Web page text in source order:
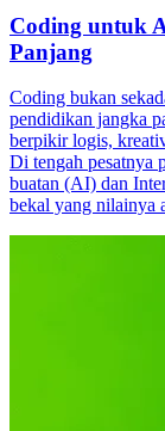
Coding untuk
Panjang
Coding bukan
pendidikan jangka
berpikir logis,
Di tengah pesatnya
buatan (AI) dan
bekal yang nilainya